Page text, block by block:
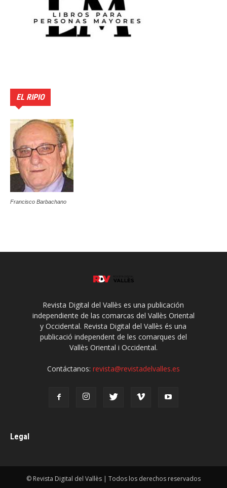
EL RIPIO
Francisco Barbachano
Revista Digital del Vallès es una publicación
independiente de las comarcas del Vallès Oriental
y Occidental. Revista Digital del Vallès és una
publicació independent de les comarques del
Vallès Oriental i Occidental.
Contáctanos: revista@revistadelvalles.es
Legal
© Revista Digital del Vallès | Todos los derechos reservados